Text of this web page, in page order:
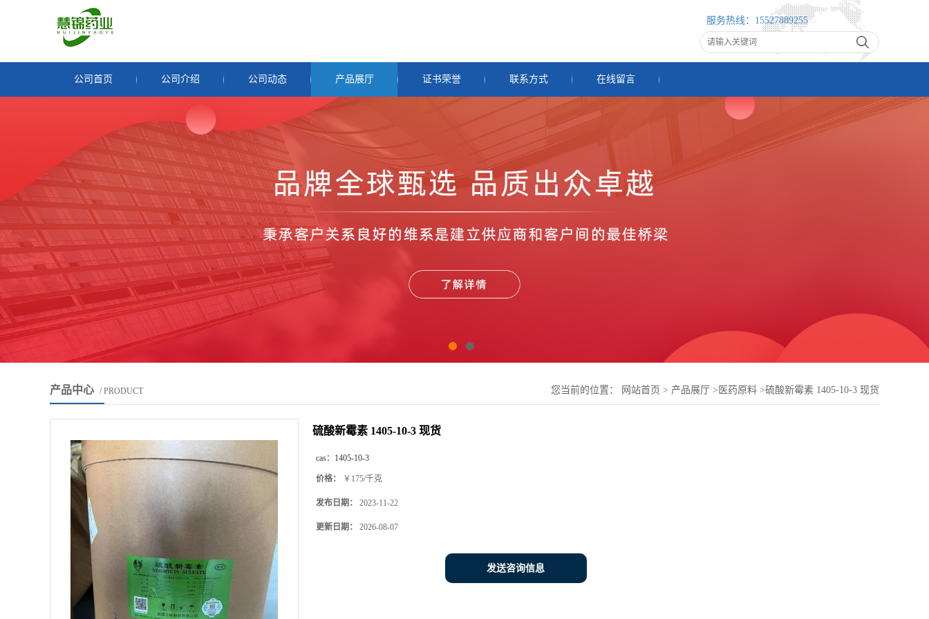
服务热线： 15527889255
公司首页 公司介绍 公司动态 产品展厅 证书荣誉 联系方式 在线留言
产品中心 / PRODUCT 您当前的位置： 网站首页 > 产品展厅 > 医药原料 >硫酸新霉素 1405-10-3 现货
硫酸新霉素 1405-10-3 现货
cas： 1405-10-3
价格： ￥175/千克
发布日期： 2023-11-22
更新日期： 2026-08-07
发送咨询信息